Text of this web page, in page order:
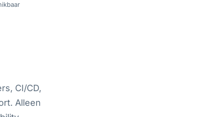
CI/CD,
Alleen